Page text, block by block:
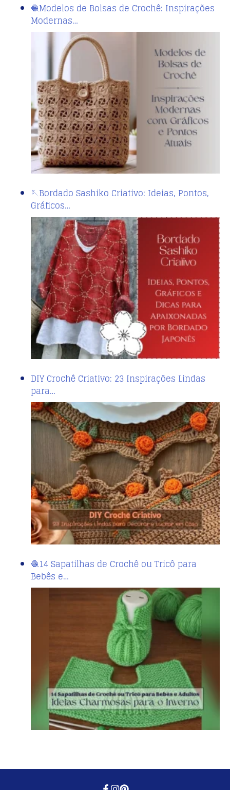
🧶Modelos de Bolsas de Crochê: Inspirações
Modernas…
🪡Bordado Sashiko Criativo: Ideias, Pontos,
Gráficos…
DIY Crochê Criativo: 23 Inspirações Lindas
para…
🧶14 Sapatilhas de Crochê ou Tricô para
Bebês e…